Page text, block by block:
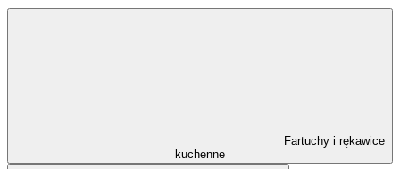
Fartuchy i rękawice
kuchenne